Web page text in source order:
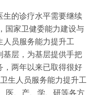
生的诊疗水平需要继续
国家卫健委能力建设与
员服务能力提升工
基层，为基层提供手把
，两年以来已取得很好
生人员服务能力提升工
医、产、学、研等各方